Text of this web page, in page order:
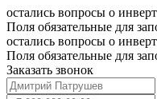
остались вопросы о
Поля обязательные для
остались вопросы о
Поля обязательные для
Заказать звонок